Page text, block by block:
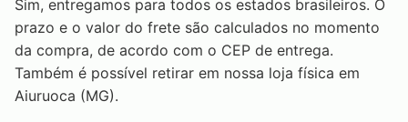
Sim, entregamos para todos os estados brasileiros. O
prazo e o valor do frete são calculados no momento
da compra, de acordo com o CEP de entrega.
Também é possível retirar em nossa loja física em
Aiuruoca (MG).